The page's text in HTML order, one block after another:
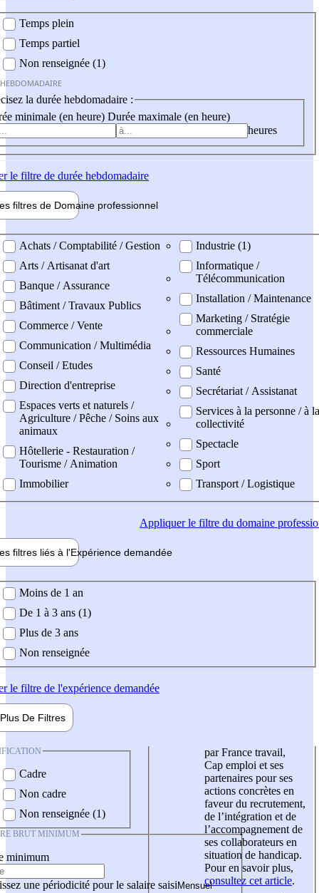
Temps plein
Temps partiel
Non renseignée (1)
la durée hebdomadaire :
minimale (en heure) Durée maximale (en heure)
heures
le filtre de durée hebdomadaire
filtres de Domaine professionnel
professionel
Achats / Comptabilité / Gestion
Arts / Artisanat d'art
Banque / Assurance
Bâtiment / Travaux Publics
Commerce / Vente
Communication / Multimédia
Conseil / Etudes
Direction d'entreprise
Espaces verts et naturels /
Agriculture / Pêche / Soins aux
animaux
Hôtellerie - Restauration /
Tourisme / Animation
Immobilier
Industrie (1)
Informatique /
Télécommunication
Installation / Maintenance
Marketing / Stratégie
commerciale
Ressources Humaines
Santé
Secrétariat / Assistanat
Services à la personne / à la
collectivité
Spectacle
Sport
Transport / Logistique
Appliquerle filtre du domaine
filtres liés à l'Expérience demandée
demandée
Moins de 1 an
De 1 à 3 ans (1)
Plus de 3 ans
Non renseignée
le filtre de l'expérience demandée
Plus De Filtres
Cadre
Non cadre
Non renseignée (1)
BRUT MINIMUM
minimum
une périodicité pour le salaire saisi
par France travail,
Cap emploi et ses
partenaires pour ses
actions concrètes en
faveur du recrutement,
de l’intégration et de
l’accompagnement de
ses collaborateurs en
situation de handicap.
Pour en savoir plus,
consultez cet article.